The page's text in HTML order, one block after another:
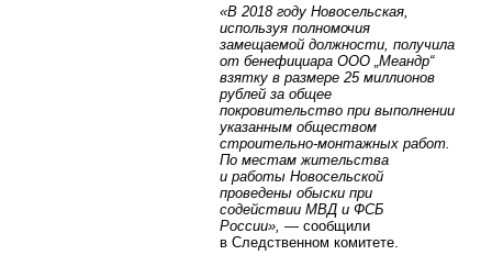
«В 2018 году Новосельская,
используя полномочия
замещаемой должности, получила
от бенефициара ООО „Меандр“
взятку в размере 25 миллионов
рублей за общее
покровительство при выполнении
указанным обществом
строительно-монтажных работ.
По местам жительства
и работы Новосельской
проведены обыски при
содействии МВД и ФСБ
России», — сообщили
в Следственном комитете.